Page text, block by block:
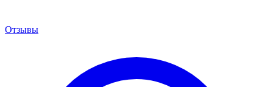
Отзывы